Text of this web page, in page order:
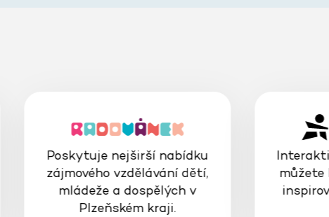
Poskytuje nejširší nabídku
zájmového vzdělávání dětí,
mládeže a dospělých v
Plzeňském kraji.
můžete